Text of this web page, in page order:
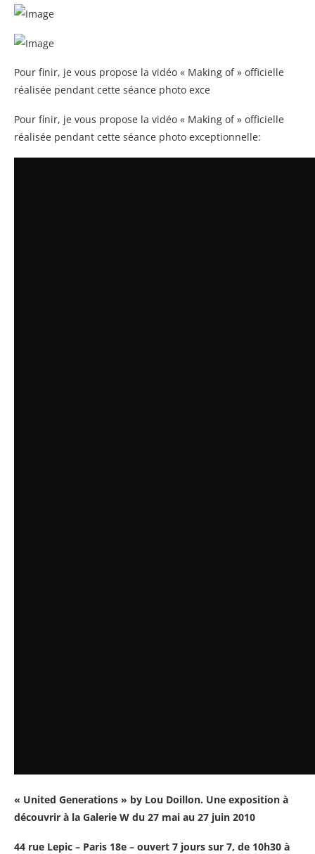
Pour finir, je vous propose la vidéo « Making of » officielle
réalisée pendant cette séance photo exce
Pour finir, je vous propose la vidéo « Making of » officielle
réalisée pendant cette séance photo exceptionnelle:
« United Generations » by Lou Doillon. Une exposition à
découvrir à la Galerie W du 27 mai au 27 juin 2010
44 rue Lepic – Paris 18e – ouvert 7 jours sur 7, de 10h30 à